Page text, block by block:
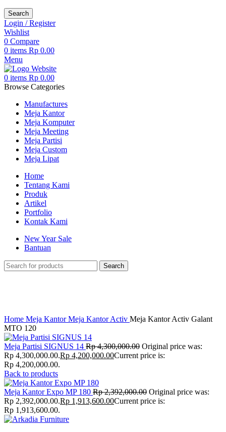
Search
Login / Register
Wishlist
0 Compare
0 items Rp 0.00
Menu
0 items Rp 0.00
Browse Categories
Manufactures
Meja Kantor
Meja Komputer
Meja Meeting
Meja Partisi
Meja Custom
Meja Lipat
Home
Tentang Kami
Produk
Artikel
Portfolio
Kontak Kami
New Year Sale
Bantuan
Search
Home Meja KantorMeja Kantor Activ Meja Kantor Activ Galant
MTO 120
Meja Partisi SIGNUS 14 Rp4,300,000.00 Original price was:
Rp 4,300,000.00.Rp 4,200,000.00Current price is:
Rp 4,200,000.00.
Back to products
Meja Kantor Expo MP 180 Rp2,392,000.00 Original price was:
Rp 2,392,000.00.Rp 1,913,600.00Current price is:
Rp 1,913,600.00.